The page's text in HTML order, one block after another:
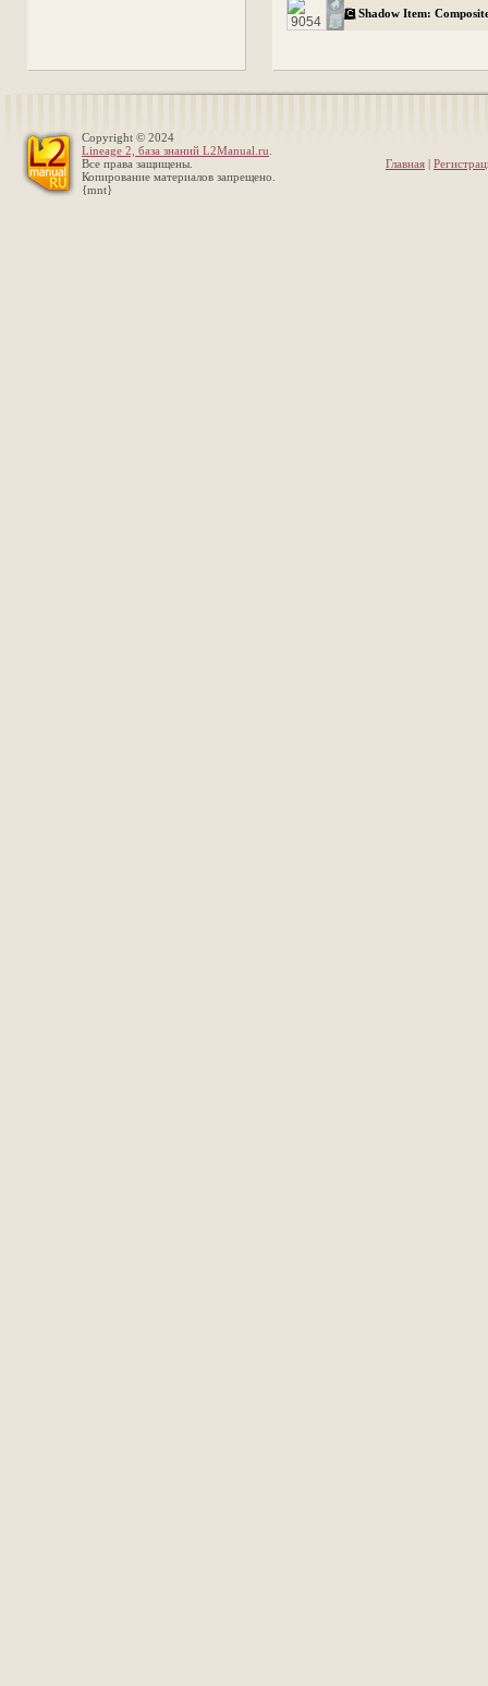
Shadow Item:
Copyright © 2024
Lineage 2, база знаний L2Manual.ru
Все права защищены.
Копирование материалов запрещено.
{mnt}
Главная |